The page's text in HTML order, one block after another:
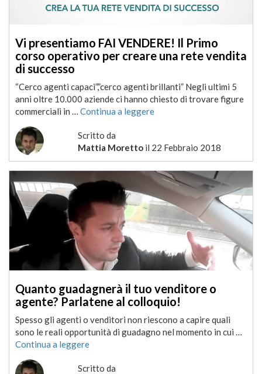
Vi presentiamo FAI VENDERE! Il Primo
corso operativo per creare una rete vendita
di successo
“Cerco agenti capaci”,”cerco agenti brillanti” Negli ultimi 5
anni oltre 10.000 aziende ci hanno chiesto di trovare figure
commerciali in … Continua a leggere
Scritto da
Mattia Morettoil 22 Febbraio 2018
Quanto guadagnerà il tuo venditore o
agente? Parlatene al colloquio!
Spesso gli agenti o venditori non riescono a capire quali
sono le reali opportunità di guadagno nel momento in cui …
Continua a leggere
Scritto da